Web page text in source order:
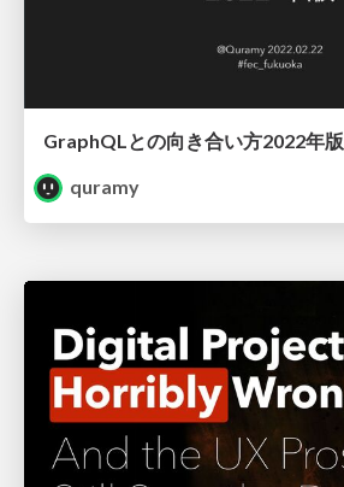
GraphQLとの向き合い方2022年版
quramy